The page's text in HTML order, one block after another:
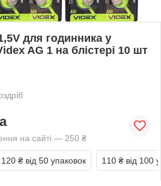
для годинника у
AG 1 на блістері 10 шт
на сайті — 250 ₴
120 ₴ від 50 упаковок 110 ₴ від 100